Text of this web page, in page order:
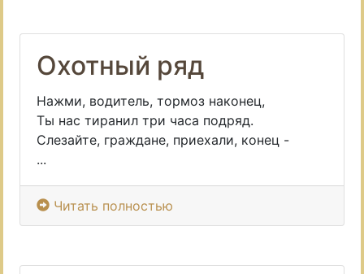
Охотный ряд
Нажми, водитель, тормоз наконец,
Ты нас тиранил три часа подряд.
Слезайте, граждане, приехали, конец -
...
Читать полностью